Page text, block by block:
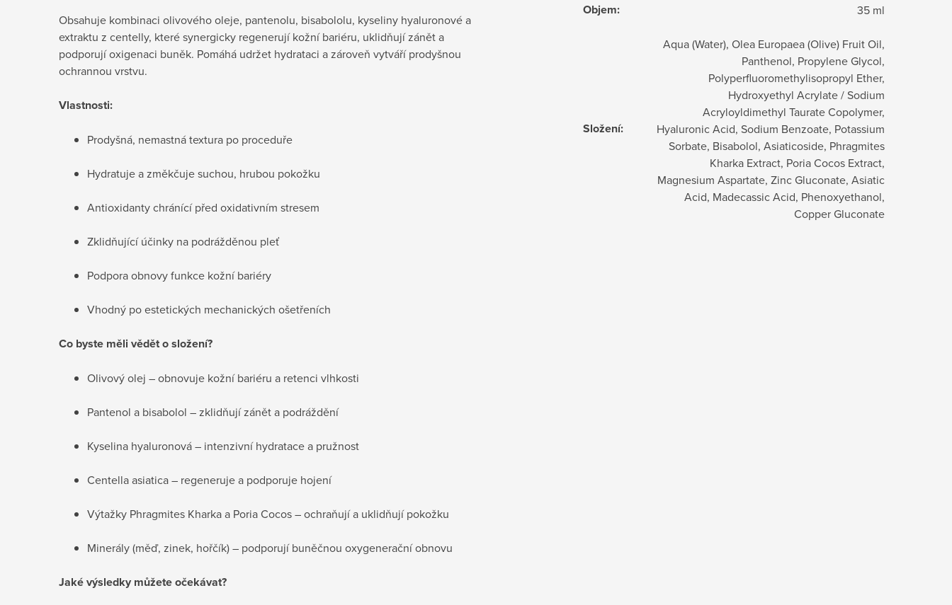
Obsahuje kombinaci olivového oleje, pantenolu, bisabololu, kyseliny hyaluronové a
extraktu z centelly, které synergicky regenerují kožní bariéru, uklidňují zánět a
podporují oxigenaci buněk. Pomáhá udržet hydrataci a zároveň vytváří prodyšnou
ochrannou vrstvu.
Vlastnosti:
Prodyšná, nemastná textura po proceduře
Hydratuje a změkčuje suchou, hrubou pokožku
Antioxidanty chránící před oxidativním stresem
Zklidňující účinky na podrážděnou pleť
Podpora obnovy funkce kožní bariéry
Vhodný po estetických mechanických ošetřeních
Co byste měli vědět o složení?
Olivový olej – obnovuje kožní bariéru a retenci vlhkosti
Pantenol a bisabolol – zklidňují zánět a podráždění
Kyselina hyaluronová – intenzivní hydratace a pružnost
Centella asiatica – regeneruje a podporuje hojení
Výtažky Phragmites Kharka a Poria Cocos – ochraňují a uklidňují pokožku
Minerály (měď, zinek, hořčík) – podporují buněčnou oxygenerační obnovu
Jaké výsledky můžete očekávat?
Objem: 35 ml
Složení:
Aqua (Water), Olea Europaea (Olive) Fruit Oil,
Panthenol, Propylene Glycol,
Polyperfluoromethylisopropyl Ether,
Hydroxyethyl Acrylate / Sodium
Acryloyldimethyl Taurate Copolymer,
Hyaluronic Acid, Sodium Benzoate, Potassium
Sorbate, Bisabolol, Asiaticoside, Phragmites
Kharka Extract, Poria Cocos Extract,
Magnesium Aspartate, Zinc Gluconate, Asiatic
Acid, Madecassic Acid, Phenoxyethanol,
Copper Gluconate